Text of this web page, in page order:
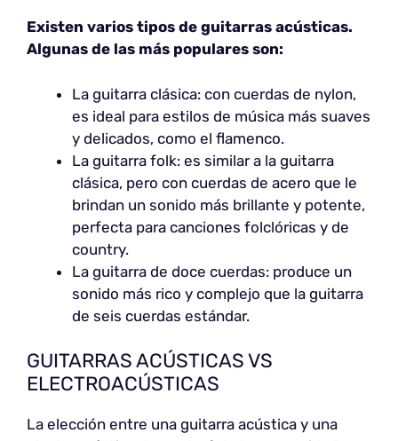
Existen varios tipos de guitarras acústicas.
Algunas de las más populares son:
La guitarra clásica: con cuerdas de nylon,
es ideal para estilos de música más suaves
y delicados, como el flamenco.
La guitarra folk: es similar a la guitarra
clásica, pero con cuerdas de acero que le
brindan un sonido más brillante y potente,
perfecta para canciones folclóricas y de
country.
La guitarra de doce cuerdas: produce un
sonido más rico y complejo que la guitarra
de seis cuerdas estándar.
GUITARRAS ACÚSTICAS VS
ELECTROACÚSTICAS
La elección entre una guitarra acústica y una